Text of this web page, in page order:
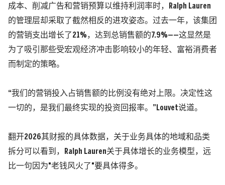
成本、削减广告和营销预算以维持利润率时，Ralph Lauren
的管理层却采取了截然相反的进攻姿态。 过去一年，该集团
的营销支出增长了21%，达到总销售额的7.9%——这显然是
为了吸引那些受宏观经济冲击影响较小的年轻、富裕消费者
而制定的策略。
“我们的营销投入占销售额的比例没有绝对上限。决定性这
一切的，是我们最终实现的投资回报率。”Louvet说道。
翻开2026其财报的具体数据，关于业务具体的地域和品类
拆分可以看到，Ralph Lauren关于具体增长的业务模型，远
比一句因为"老钱风火了"要具体得多。